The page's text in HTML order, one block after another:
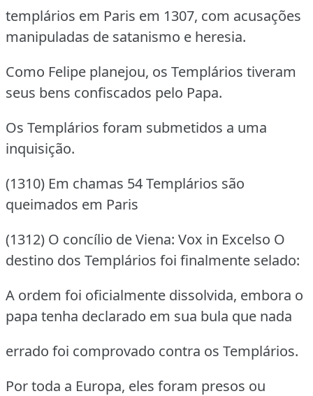
templários em Paris em 1307, com acusações
manipuladas de satanismo e heresia.
Como Felipe planejou, os Templários tiveram
seus bens confiscados pelo Papa.
Os Templários foram submetidos a uma
inquisição.
(1310) Em chamas 54 Templários são
queimados em Paris
(1312) O concílio de Viena: Vox in Excelso O
destino dos Templários foi finalmente selado:
A ordem foi oficialmente dissolvida, embora o
papa tenha declarado em sua bula que nada
errado foi comprovado contra os Templários.
Por toda a Europa, eles foram presos ou